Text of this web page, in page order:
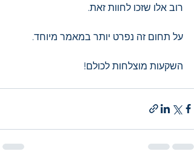
רוב אלו שזכו לחוות זאת.
על תחום זה נפרט יותר במאמר מיוחד.
השקעות מוצלחות לכולם!